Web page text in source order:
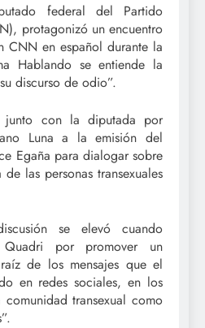
federal del Partido
protagonizó un encuentro
CNN en español durante la
Hablando se entiende la
discurso de odio”.
junto con la diputada por
Luna a la emisión del
Egaña para dialogar sobre
las personas transexuales
se elevó cuando
por promover un
de los mensajes que el
en redes sociales, en los
transexual como